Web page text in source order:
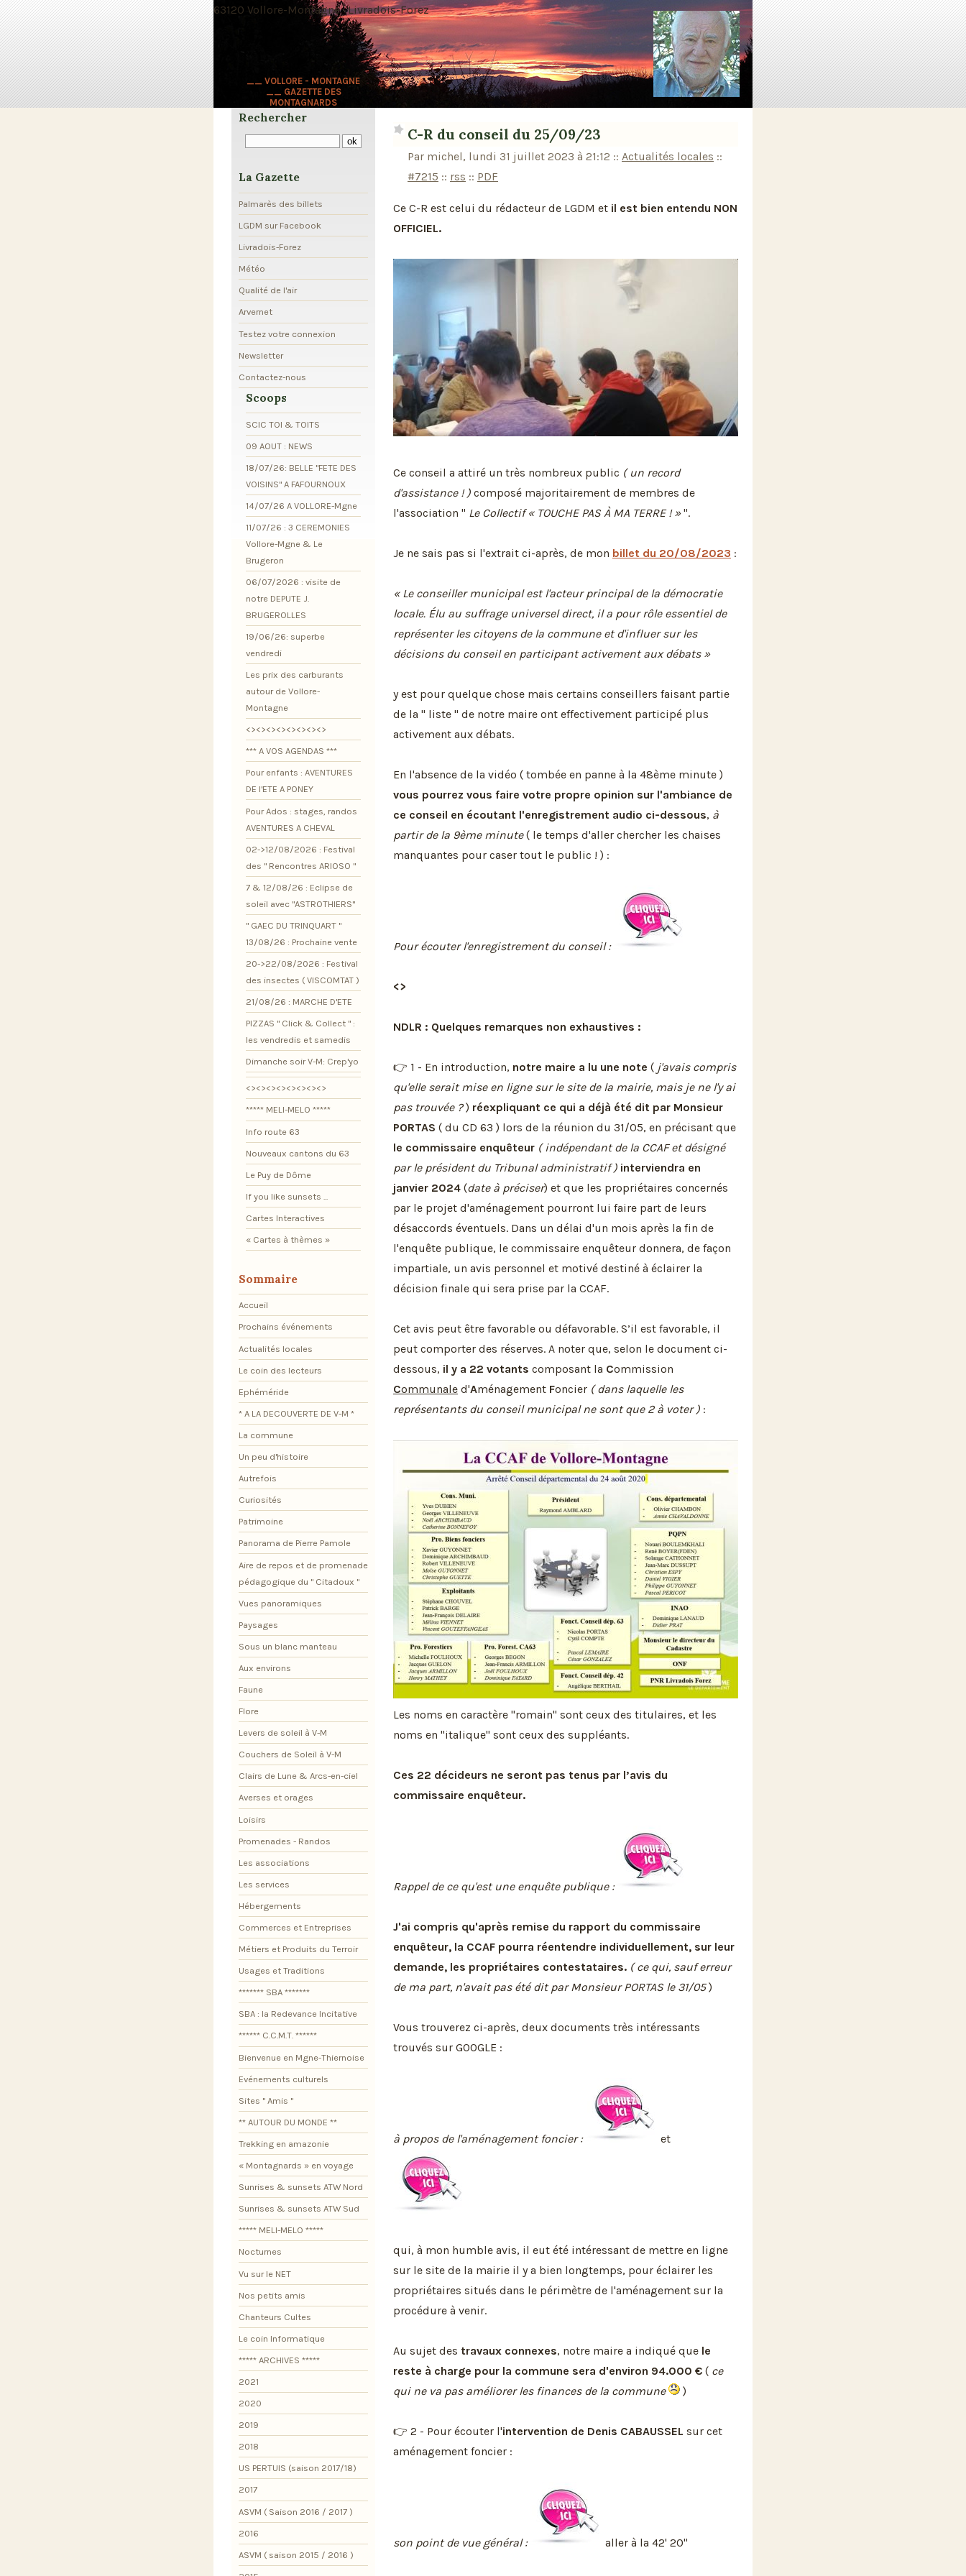
__ VOLLORE - MONTAGNE
__ GAZETTE DES
MONTAGNARDS
63120 Vollore-Montagne · Livradois-Forez
C-R du conseil du 25/09/23
Par michel, lundi 31 juillet 2023 à 21:12 :: Actualités locales ::
#7215 :: rss :: PDF
Ce C-R est celui du rédacteur de LGDM et il est bien entendu NON
OFFICIEL.
Ce conseil a attiré un très nombreux public ( un record
d'assistance ! ) composé majoritairement de membres de
l'association " Le Collectif « TOUCHE PAS À MA TERRE ! »".
Je ne sais pas si l'extrait ci-après, de mon billet du 20/08/2023 :
« Le conseiller municipal est l'acteur principal de la démocratie
locale. Élu au suffrage universel direct, il a pour rôle essentiel de
représenter les citoyens de la commune et d'influer sur les
décisions du conseil en participant activement aux débats »
y est pour quelque chose mais certains conseillers faisant partie
de la " liste " de notre maire ont effectivement participé plus
activement aux débats.
En l'absence de la vidéo ( tombée en panne à la 48ème minute )
vous pourrez vous faire votre propre opinion sur l'ambiance de
ce conseil en écoutant l'enregistrement audio ci-dessous, à
partir de la 9ème minute( le temps d'aller chercher les chaises
manquantes pour caser tout le public ! ) :
Pour écouter l'enregistrement du conseil :
<>
NDLR : Quelques remarques non exhaustives :
👉 1 - En introduction, notre maire a lu une note ( j'avais compris
qu'elle serait mise en ligne sur le site de la mairie, mais je ne l'y ai
pas trouvée ?) réexpliquant ce qui a déjà été dit par Monsieur
PORTAS ( du CD 63 ) lors de la réunion du 31/05, en précisant que
le commissaire enquêteur ( indépendant de la CCAF et désigné
par le président du Tribunal administratif ) interviendra en
janvier 2024 (date à préciser) et que les propriétaires concernés
par le projet d'aménagement pourront lui faire part de leurs
désaccords éventuels. Dans un délai d'un mois après la fin de
l'enquête publique, le commissaire enquêteur donnera, de façon
impartiale, un avis personnel et motivé destiné à éclairer la
décision finale qui sera prise par la CCAF.
Cet avis peut être favorable ou défavorable. S’il est favorable, il
peut comporter des réserves. A noter que, selon le document ci-
dessous, il y a 22 votants composant la Commission
Communale d'Aménagement Foncier ( dans laquelle les
représentants du conseil municipal ne sont que 2 à voter ) :
Les noms en caractère "romain" sont ceux des titulaires, et les
noms en "italique" sont ceux des suppléants.
Ces 22 décideurs ne seront pas tenus par l’avis du
commissaire enquêteur.
Rappel de ce qu'est une enquête publique :
J'ai compris qu'après remise du rapport du commissaire
enquêteur, la CCAF pourra réentendre individuellement, sur leur
demande, les propriétaires contestataires. ( ce qui, sauf erreur
de ma part, n'avait pas été dit par Monsieur PORTAS le 31/05)
Vous trouverez ci-après, deux documents très intéressants
trouvés sur GOOGLE :
à propos de l'aménagement foncier : et
qui, à mon humble avis, il eut été intéressant de mettre en ligne
sur le site de la mairie il y a bien longtemps, pour éclairer les
propriétaires situés dans le périmètre de l'aménagement sur la
procédure à venir.
Au sujet des travaux connexes, notre maire a indiqué que le
reste à charge pour la commune sera d'environ 94.000 € ( ce
qui ne va pas améliorer les finances de la commune
)
👉 2 - Pour écouter l'intervention de Denis CABAUSSEL sur cet
aménagement foncier :
son point de vue général : aller à la 42' 20"
Rechercher
La Gazette
Palmarès des billets
LGDM sur Facebook
Livradois-Forez
Météo
Qualité de l'air
Arvernet
Testez votre connexion
Newsletter
Contactez-nous
Scoops
SCIC TOI & TOITS
09 AOUT : NEWS
18/07/26: BELLE "FETE DES
VOISINS" A FAFOURNOUX
14/07/26 A VOLLORE-Mgne
11/07/26 : 3 CEREMONIES
Vollore-Mgne & Le
Brugeron
06/07/2026 : visite de
notre DEPUTE J.
BRUGEROLLES
19/06/26: superbe
vendredi
Les prix des carburants
autour de Vollore-
Montagne
<><><><><><><><>
*** A VOS AGENDAS ***
Pour enfants : AVENTURES
DE l'ETE A PONEY
Pour Ados : stages, randos
AVENTURES A CHEVAL
02->12/08/2026 : Festival
des " Rencontres ARIOSO "
7 & 12/08/26 : Eclipse de
soleil avec "ASTROTHIERS"
" GAEC DU TRINQUART "
13/08/26 : Prochaine vente
20->22/08/2026 : Festival
des insectes ( VISCOMTAT )
21/08/26 : MARCHE D'ETE
PIZZAS " Click & Collect " :
les vendredis et samedis
Dimanche soir V-M: Crep'yo
<><><><><><><><>
***** MELI-MELO *****
Info route 63
Nouveaux cantons du 63
Le Puy de Dôme
If you like sunsets ...
Cartes Interactives
« Cartes à thèmes »
Sommaire
Accueil
Prochains événements
Actualités locales
Le coin des lecteurs
Ephéméride
* A LA DECOUVERTE DE V-M *
La commune
Un peu d'histoire
Autrefois
Curiosités
Patrimoine
Panorama de Pierre Pamole
Aire de repos et de promenade
pédagogique du " Citadoux "
Vues panoramiques
Paysages
Sous un blanc manteau
Aux environs
Faune
Flore
Levers de soleil à V-M
Couchers de Soleil à V-M
Clairs de Lune & Arcs-en-ciel
Averses et orages
Loisirs
Promenades - Randos
Les associations
Les services
Hébergements
Commerces et Entreprises
Métiers et Produits du Terroir
Usages et Traditions
******* SBA *******
SBA : la Redevance Incitative
****** C.C.M.T. ******
Bienvenue en Mgne-Thiernoise
Evénements culturels
Sites " Amis "
** AUTOUR DU MONDE **
Trekking en amazonie
« Montagnards » en voyage
Sunrises & sunsets ATW Nord
Sunrises & sunsets ATW Sud
***** MELI-MELO *****
Nocturnes
Vu sur le NET
Nos petits amis
Chanteurs Cultes
Le coin Informatique
***** ARCHIVES *****
2021
2020
2019
2018
US PERTUIS (saison 2017/18)
2017
ASVM ( Saison 2016 / 2017 )
2016
ASVM ( saison 2015 / 2016 )